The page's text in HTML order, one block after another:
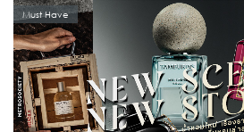
Must Have